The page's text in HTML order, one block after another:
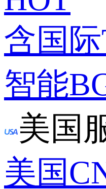
含国
智能
美国
美国